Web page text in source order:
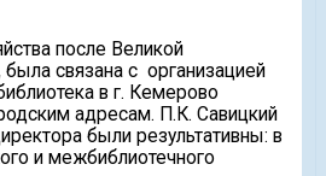
после Великой
связана с организацией
в г. Кемерово
адресам. П.К. Савицкий
были результативны: в
и межбиблиотечного